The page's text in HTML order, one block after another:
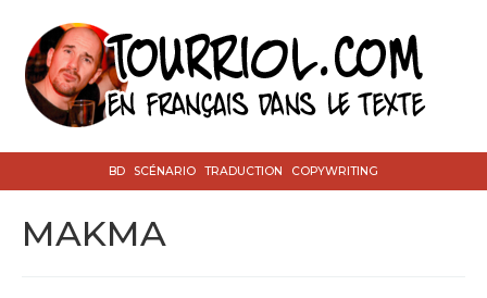
BD SCÉNARIO TRADUCTION COPYWRITING
MAKMA